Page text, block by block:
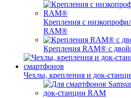
Крепления с
RAM®
Крепления RAM® с
Чехлы, крепления и док-